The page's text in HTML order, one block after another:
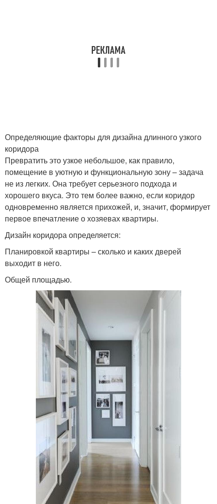
Определяющие факторы для дизайна длинного узкого
коридора
Превратить это узкое небольшое, как правило,
помещение в уютную и функциональную зону – задача
не из легких. Она требует серьезного подхода и
хорошего вкуса. Это тем более важно, если коридор
одновременно является прихожей, и, значит, формирует
первое впечатление о хозяевах квартиры.
Дизайн коридора определяется:
Планировкой квартиры – сколько и каких дверей
выходит в него.
Общей площадью.